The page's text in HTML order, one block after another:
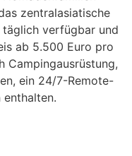
zentralasiatische
täglich verfügbar und
ab 5.500 Euro pro
Campingausrüstung,
ein 24/7-Remote-